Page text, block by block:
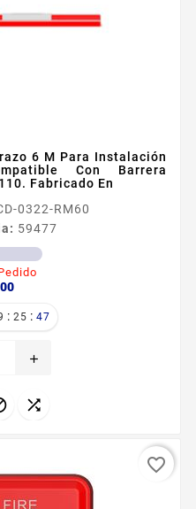
6 M Para Instalación
Con Barrera
Fabricado En
0322-RM60
59477
Precio
: 25 : 46
add

favorite_border